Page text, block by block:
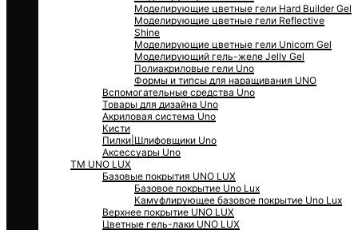
Моделирующие цветные гели Hard Builder Gel
Моделирующие цветные гели Reflective
Shine
Моделирующие цветные гели Unicorn Gel
Моделирующий гель-желе Jelly Gel
Полиакриловые гели Uno
Формы и типсы для наращивания UNO
Вспомогательные средства Uno
Товары для дизайна Uno
Акриловая система Uno
Кисти
Пилки|Шлифовщики Uno
Аксессуары Uno
ТМ UNO LUX
Базовые покрытия UNO LUX
Базовое покрытие Uno Lux
Камуфлирующее базовое покрытие Uno Lux
Верхнее покрытие UNO LUX
Цветные гель-лаки UNO LUX